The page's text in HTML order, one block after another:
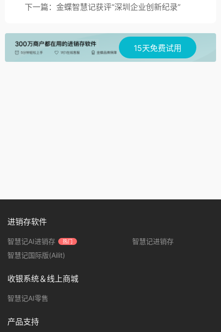
下一篇：金蝶智慧记获评“深圳企业创新纪录”
15天免费试用
进销存软件
智慧记AI进销存 热门
智慧记进销存
智慧记国际版(Ailit)
收银系统＆线上商城
智慧记AI零售
产品支持